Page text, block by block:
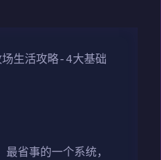
生活攻略-4大基础
省事的一个系统，